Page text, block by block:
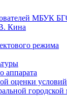
МБУК
Кина
режима
аппарата
оценки